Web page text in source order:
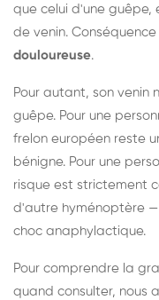
que celui d'une
de venin.
douloureuse.
Pour autant, son venin
guêpe. Pour une
frelon européen reste
bénigne. Pour une
risque est strictement
d'autre hyménoptère
choc anaphylactique.
Pour comprendre la
quand consulter, nous